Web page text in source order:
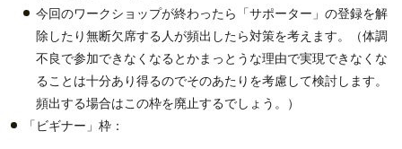
今回のワークショップが終わったら「サポーター」の登録を解
除したり無断欠席する人が頻出したら対策を考えます。（体調
不良で参加できなくなるとかまっとうな理由で実現できなくな
ることは十分あり得るのでそのあたりを考慮して検討します。
頻出する場合はこの枠を廃止するでしょう。）
「ビギナー」枠：